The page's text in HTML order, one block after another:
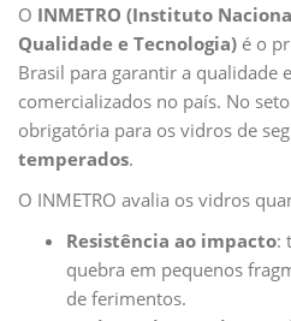
O INMETRO (Instituto
Qualidade e Tecnologia) é o
Brasil para garantir a qualidade
comercializados no país. No
obrigatória para os vidros de
temperados.
O INMETRO avalia os vidros
Resistência ao impacto:
quebra em pequenos
de ferimentos.